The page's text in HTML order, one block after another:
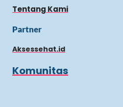
Tentang Kami
Partner
Aksessehat.id
Komunitas